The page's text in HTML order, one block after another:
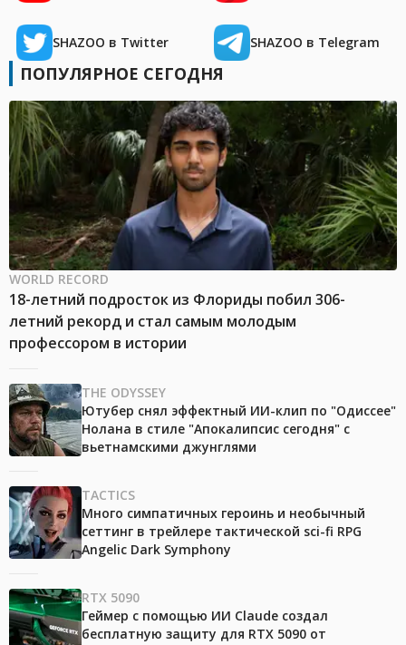
SHAZOO в Twitter SHAZOO в Telegram
ПОПУЛЯРНОЕ СЕГОДНЯ
WORLD RECORD
18-летний подросток из Флориды побил 306-
летний рекорд и стал самым молодым
профессором в истории
THE ODYSSEY
Ютубер снял эффектный ИИ-клип по "Одиссее"
Нолана в стиле "Апокалипсис сегодня" с
вьетнамскими джунглями
TACTICS
Много симпатичных героинь и необычный
сеттинг в трейлере тактической sci-fi RPG
Angelic Dark Symphony
RTX 5090
Геймер с помощью ИИ Claude создал
бесплатную защиту для RTX 5090 от